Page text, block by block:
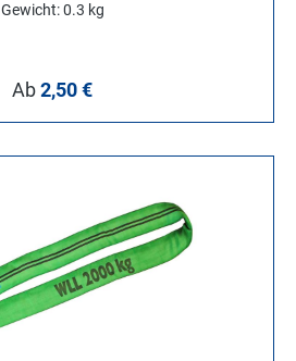
Gewicht: 0.3 kg
Regulärer Preis:
Ab2,50 €